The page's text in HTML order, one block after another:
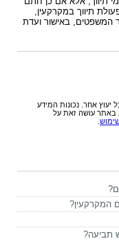
תיווך במקרקעין,
המשפטים, באישור ועדת
יעוץ אחר. נכונות המידע
עושה זאת על
המקרקעין?
תביעה?